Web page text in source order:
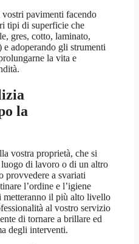
pavimenti facendo
tipi di superficie che
gres, cotto, laminato,
adoperando gli strumenti
la vita e
la
vostra proprietà, che si
di lavoro o di un altro
provvedere a svariati
l’ordine e l’igiene
metteranno il più alto livello
al vostro servizio
di tornare a brillare ed
degli interventi.